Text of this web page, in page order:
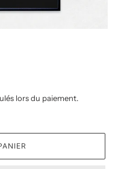
lors du paiement.